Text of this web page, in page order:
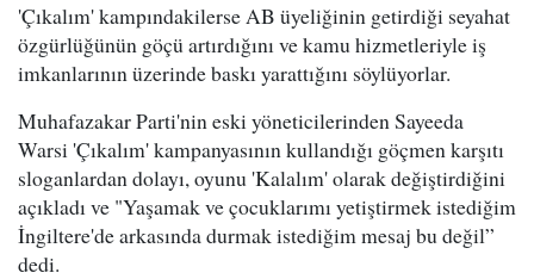
'Çıkalım' kampındakilerse AB üyeliğinin getirdiği seyahat
özgürlüğünün göçü artırdığını ve kamu hizmetleriyle iş
imkanlarının üzerinde baskı yarattığını söylüyorlar.
Muhafazakar Parti'nin eski yöneticilerinden Sayeeda
Warsi 'Çıkalım' kampanyasının kullandığı göçmen karşıtı
sloganlardan dolayı, oyunu 'Kalalım' olarak değiştirdiğini
açıkladı ve "Yaşamak ve çocuklarımı yetiştirmek istediğim
İngiltere'de arkasında durmak istediğim mesaj bu değil”
dedi.